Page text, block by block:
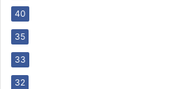
40
35
33
32